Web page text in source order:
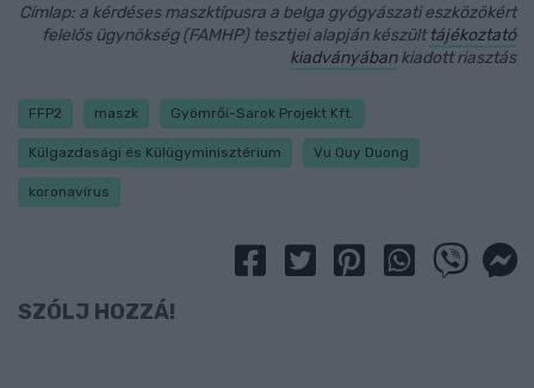
Címlap: a kérdéses maszktípusra a belga gyógyászati eszközökért
felelős ügynökség (FAMHP) tesztjei alapján készülttájékoztató
kiadványábankiadott riasztás
FFP2 maszk Gyömrői-Sarok Projekt Kft.
Külgazdasági és Külügyminisztérium Vu Quy Duong
koronavírus
SZÓLJ HOZZÁ!